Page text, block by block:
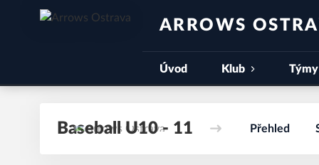
ARROWS
Úvod Klub Týmy
Baseball U10 - 11 Přehled